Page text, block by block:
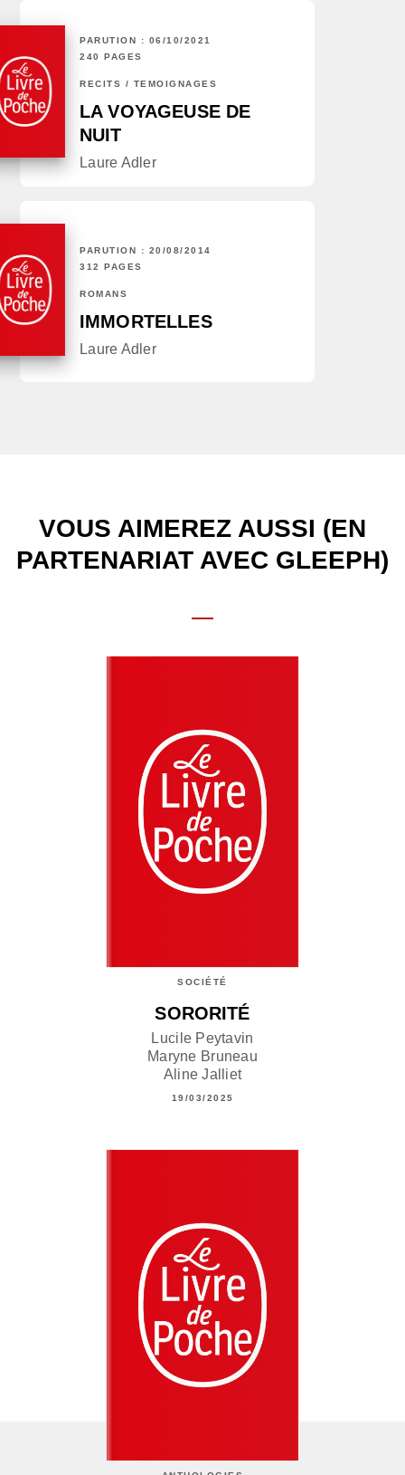
PARUTION : 06/10/2021
240 PAGES
RÉCITS / TÉMOIGNAGES
LA VOYAGEUSE DE
NUIT
Laure Adler
PARUTION : 20/08/2014
312 PAGES
ROMANS
IMMORTELLES
Laure Adler
VOUS AIMEREZ AUSSI (EN
PARTENARIAT AVEC GLEEPH)
SOCIÉTÉ
SORORITÉ
Lucile Peytavin
Maryne Bruneau
Aline Jalliet
19/03/2025